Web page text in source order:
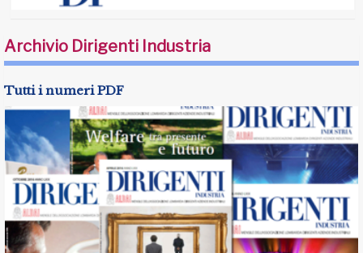
Archivio Dirigenti Industria
Tutti i numeri PDF